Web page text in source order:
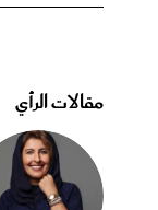
مقالات الرأي